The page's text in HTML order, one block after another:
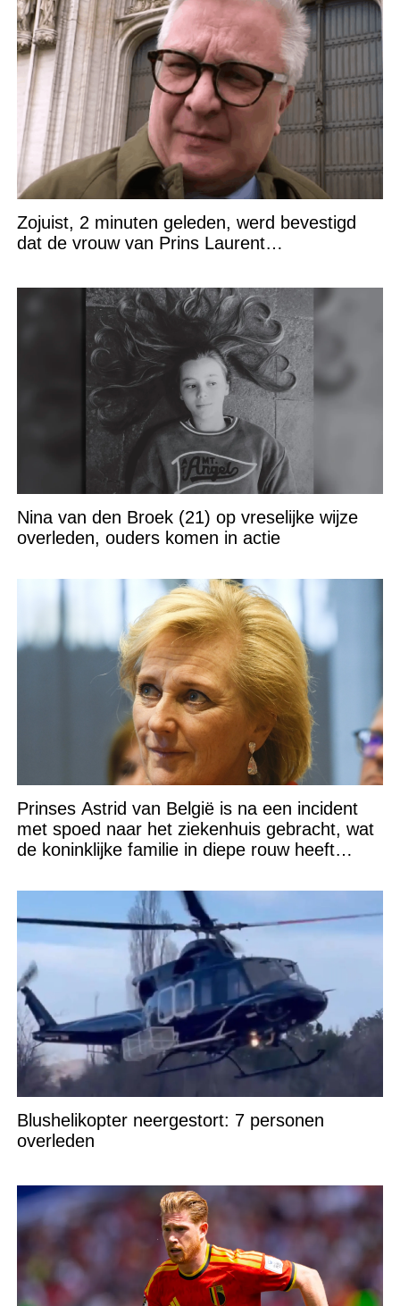
Zojuist, 2 minuten geleden, werd bevestigd
dat de vrouw van Prins Laurent…
Nina van den Broek (21) op vreselijke wijze
overleden, ouders komen in actie
Prinses Astrid van België is na een incident
met spoed naar het ziekenhuis gebracht, wat
de koninklijke familie in diepe rouw heeft
Blushelikopter neergestort: 7 personen
overleden